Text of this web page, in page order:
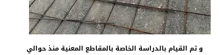
و تم القيام بالدراسة الخاصة بالمقاطع المعنية منذ حوالي